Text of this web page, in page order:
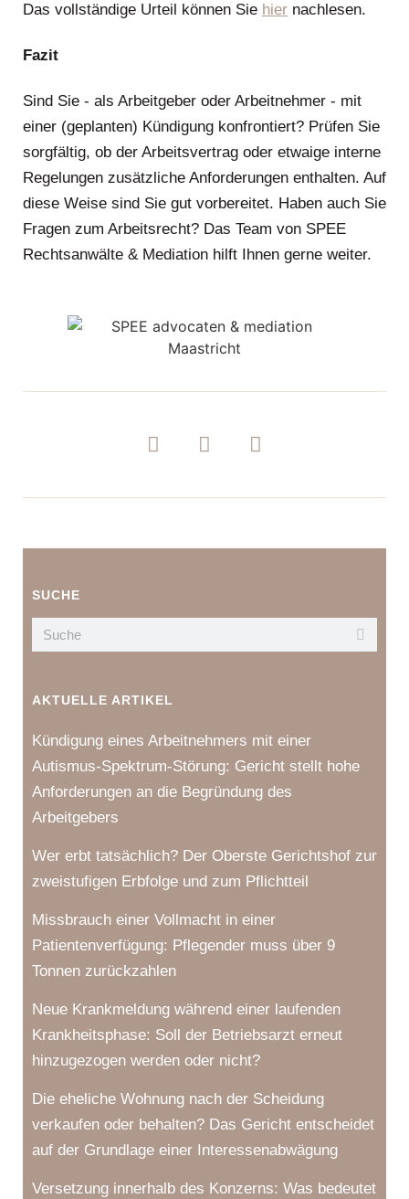
Das vollständige Urteil können Sie hier nachlesen.
Fazit
Sind Sie - als Arbeitgeber oder Arbeitnehmer - mit
einer (geplanten) Kündigung konfrontiert? Prüfen Sie
sorgfältig, ob der Arbeitsvertrag oder etwaige interne
Regelungen zusätzliche Anforderungen enthalten. Auf
diese Weise sind Sie gut vorbereitet. Haben auch Sie
Fragen zum Arbeitsrecht? Das Team von SPEE
Rechtsanwälte & Mediation hilft Ihnen gerne weiter.
SUCHE
AKTUELLE ARTIKEL
Kündigung eines Arbeitnehmers mit einer
Autismus-Spektrum-Störung: Gericht stellt hohe
Anforderungen an die Begründung des
Arbeitgebers
Wer erbt tatsächlich? Der Oberste Gerichtshof zur
zweistufigen Erbfolge und zum Pflichtteil
Missbrauch einer Vollmacht in einer
Patientenverfügung: Pflegender muss über 9
Tonnen zurückzahlen
Neue Krankmeldung während einer laufenden
Krankheitsphase: Soll der Betriebsarzt erneut
hinzugezogen werden oder nicht?
Die eheliche Wohnung nach der Scheidung
verkaufen oder behalten? Das Gericht entscheidet
auf der Grundlage einer Interessenabwägung
Versetzung innerhalb des Konzerns: Was bedeutet